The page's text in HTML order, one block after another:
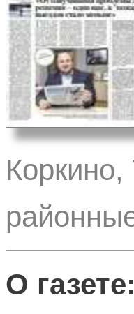
О газете: